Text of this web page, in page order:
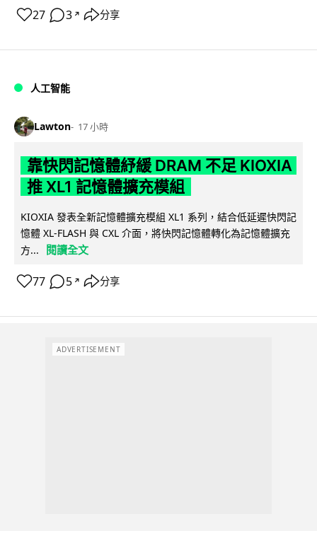
27 3 ↗ 分享
人工智能
Lawton 17 小時
靠快閃記憶體紓緩 DRAM 不足 KIOXIA
推 XL1 記憶體擴充模組
KIOXIA 發表全新記憶體擴充模組 XL1 系列，結合低延遲快閃記
憶體 XL-FLASH 與 CXL 介面，將快閃記憶體轉化為記憶體擴充
方...
閱讀全文
77 5 ↗ 分享
ADVERTISEMENT